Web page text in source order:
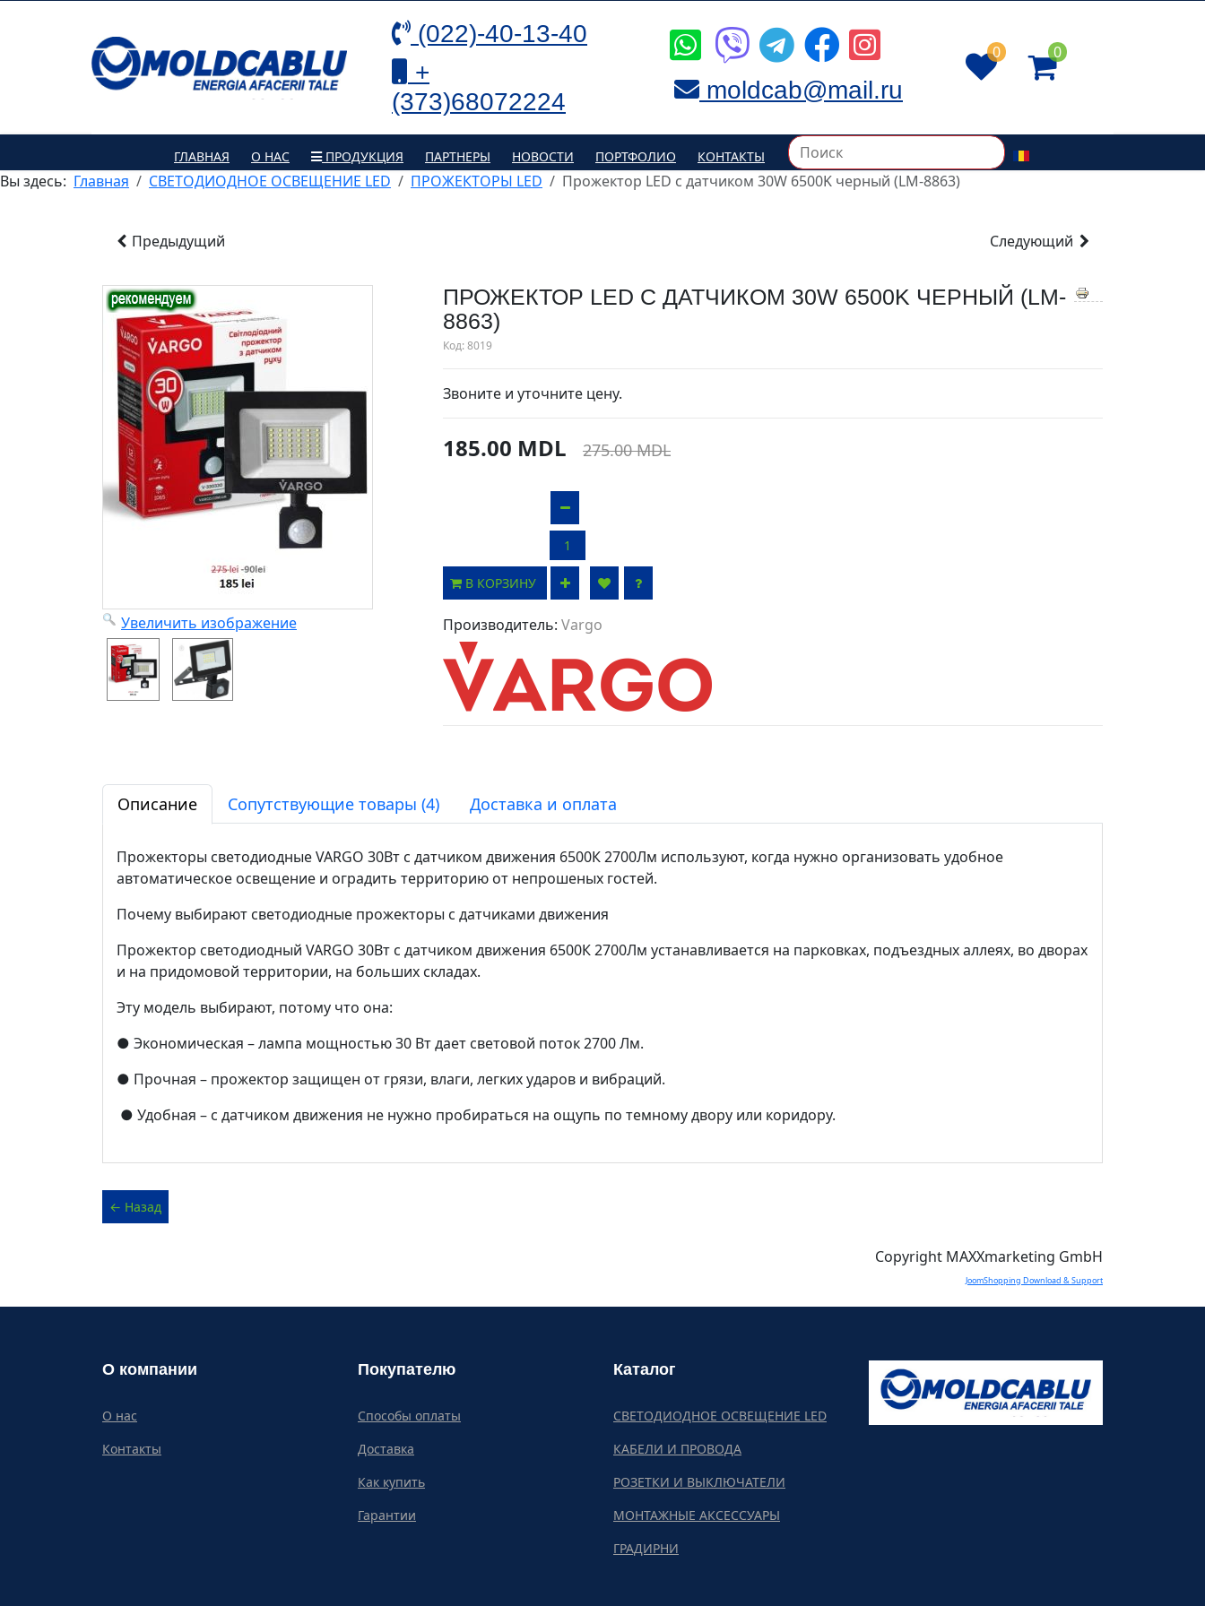
(022)-40-13-40
+
(373)68072224
moldcab@mail.ru
0 0
ГЛАВНАЯ О НАС ПРОДУКЦИЯ ПАРТНЕРЫ НОВОСТИ ПОРТФОЛИО КОНТАКТЫ
Вы здесь: Главная СВЕТОДИОДНОЕ ОСВЕЩЕНИЕ LED ПРОЖЕКТОРЫ LED Прожектор LED с датчиком 30W 6500K черный (LM-8863)
Предыдущий Следующий
Увеличить изображение
ПРОЖЕКТОР LED С ДАТЧИКОМ 30W 6500K ЧЕРНЫЙ (LM-
8863)
Код:8019
Звоните и уточните цену.
185.00 MDL 275.00 MDL
В КОРЗИНУ
Производитель: Vargo
Описание Сопутствующие товары (4) Доставка и оплата
Прожекторы светодиодные VARGO 30Вт с датчиком движения 6500К 2700Лм используют, когда нужно организовать удобное
автоматическое освещение и оградить территорию от непрошеных гостей.
Почему выбирают светодиодные прожекторы с датчиками движения
Прожектор светодиодный VARGO 30Вт с датчиком движения 6500К 2700Лм устанавливается на парковках, подъездных аллеях, во дворах
и на придомовой территории, на больших складах.
Эту модель выбирают, потому что она:
● Экономическая – лампа мощностью 30 Вт дает световой поток 2700 Лм.
● Прочная – прожектор защищен от грязи, влаги, легких ударов и вибраций.
● Удобная – с датчиком движения не нужно пробираться на ощупь по темному двору или коридору.
Copyright MAXXmarketing GmbH
JoomShopping Download & Support
О компании
О нас
Контакты
Покупателю
Способы оплаты
Доставка
Как купить
Гарантии
Каталог
СВЕТОДИОДНОЕ ОСВЕЩЕНИЕ LED
КАБЕЛИ И ПРОВОДА
РОЗЕТКИ И ВЫКЛЮЧАТЕЛИ
МОНТАЖНЫЕ АКСЕССУАРЫ
ГРАДИРНИ